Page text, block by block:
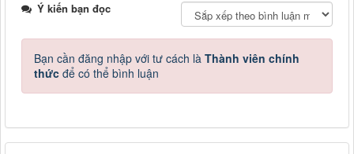
Ý kiến bạn đọc
Bạn cần đăng nhập với tư cách là Thành viên chính
thức để có thể bình luận